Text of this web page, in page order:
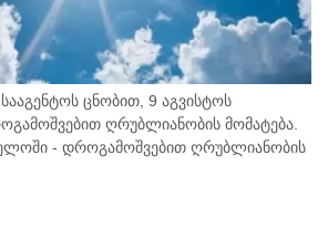
ცნობით, 9 აგვისტოს
ღრუბლიანობის მომატება.
- დროგამოშვებით ღრუბლიანობის
ხანმოკლე წვიმა და ელჭექი, ზოგან
ქარი 10-15 მ/წმ, ელჭექის დროს